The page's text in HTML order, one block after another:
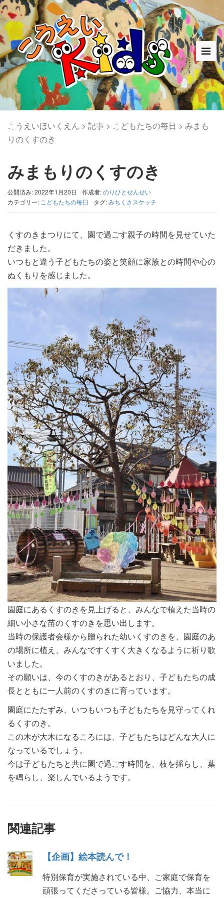
こうえいほいくえん > 記事 > こどもたちの毎日 > みまも
りのくすのき
みまもりのくすのき
公開済み: 2022年1月20日 作成者:のりひとせんせい
カテゴリー: こどもたちの毎日 タグ:みちくさスケッチ
くすのきまつりにて、園で過ごす親子の時間を見せていた
だきました。
いつもと違う子どもたちの姿と笑顔に家族との時間や心の
ぬくもりを感じました。
園庭にあるくすのきを見上げると、みんなで植えた当時の
細い小さな苗のくすのきを思い出します。
当時の保護者会様から贈られた幼いくすのきを、園庭のあ
の場所に植え、みんなですくすく大きくなるように祈り歌
いました。
その願いは、今のくすのきがあるとおり、子どもたちの成
長とともに一人前のくすのきに育っています。
園庭にたたずみ、いつもいつも子どもたちを見守ってくれ
るくすのき。
この木が大木になるころには、子どもたちはどんな大人に
なっているでしょう。
今は子どもたちと共に園で過ごす時間を、枝を揺らし、葉
を鳴らし、楽しんでいるようです。
関連記事
【企画】絵本読んで！
特別保育が実施されている中、ご家庭で保育を
頑張ってくださっている皆様。ご協力、本当に